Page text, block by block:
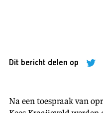
Dit bericht delen op
Na een toespraak van